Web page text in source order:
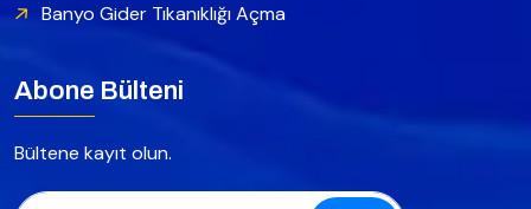
Banyo Gider Tıkanıklığı Açma
Abone Bülteni
Bültene kayıt olun.